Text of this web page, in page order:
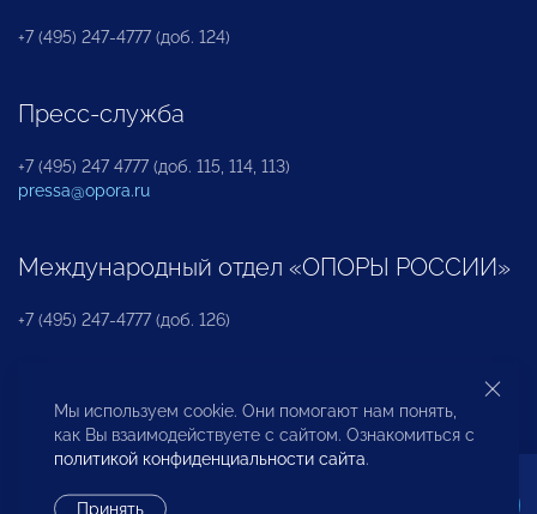
+7 (495) 247-4777 (доб. 124)
Пресс-служба
+7 (495) 247 4777 (доб. 115, 114, 113)
pressa@opora.ru
Международный отдел «ОПОРЫ РОССИИ»
+7 (495) 247-4777 (доб. 126)
Бюро по защите прав предпринимателей и
инвесторов
Мы используем cookie. Они помогают нам понять,
как Вы взаимодействуете с сайтом. Ознакомиться с
политикой конфиденциальности сайта.
Принять